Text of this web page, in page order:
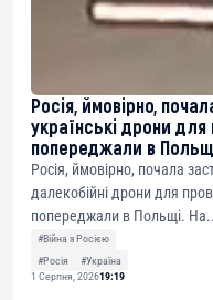
Росія, ймовірно,
українські дрони
попереджали в
Росія, ймовірно, почала
далекобійні дрони для
попереджали в Польщі.
#Війна з Росією
#Росія
#Україна
1 Серпня, 202619:19